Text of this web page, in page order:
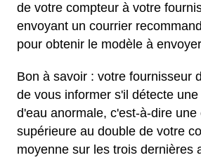
de votre compteur à votre
envoyant un courrier
pour obtenir le modèle à
Bon à savoir : votre fournisseur
de vous informer s'il détecte
d'eau anormale, c'est-à-dire une
supérieure au double de votre
moyenne sur les trois dernières